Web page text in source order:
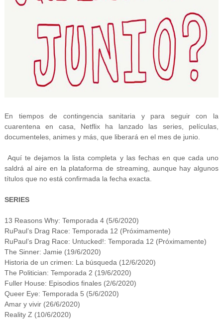
En tiempos de contingencia sanitaria y para seguir con la
cuarentena en casa, Netflix ha lanzado las series, películas,
documenteles, animes y más, que liberará en el mes de junio.
Aquí te dejamos la lista completa y las fechas en que cada uno
saldrá al aire en la plataforma de streaming, aunque hay algunos
títulos que no está confirmada la fecha exacta.
SERIES
13 Reasons Why: Temporada 4 (5/6/2020)
RuPaul’s Drag Race: Temporada 12 (Próximamente)
RuPaul’s Drag Race: Untucked!: Temporada 12 (Próximamente)
The Sinner: Jamie (19/6/2020)
Historia de un crimen: La búsqueda (12/6/2020)
The Politician: Temporada 2 (19/6/2020)
Fuller House: Episodios finales (2/6/2020)
Queer Eye: Temporada 5 (5/6/2020)
Amar y vivir (26/6/2020)
Reality Z (10/6/2020)